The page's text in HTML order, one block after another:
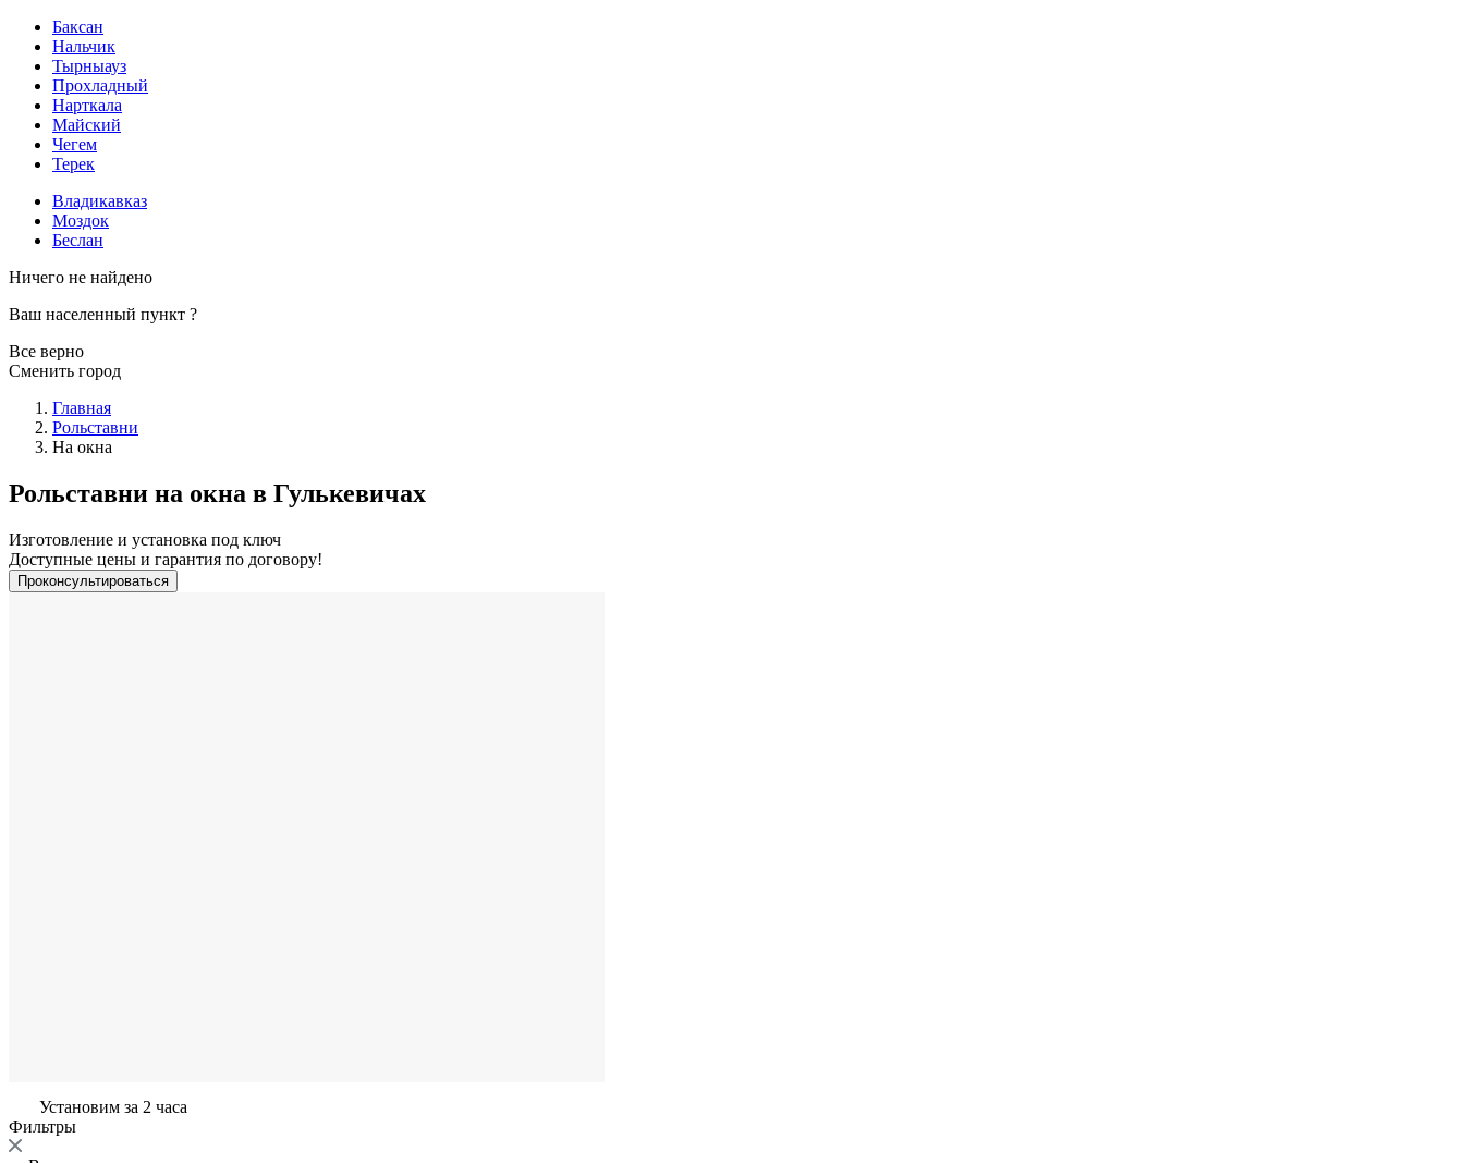
Баксан
Нальчик
Тырныауз
Прохладный
Нарткала
Майский
Чегем
Терек
Владикавказ
Моздок
Беслан
Ничего не найдено
Ваш населенный пункт ?
Все верно
Сменить город
Главная
Рольставни
На окна
Рольставни на окна в Гулькевичах
Изготовление и установка под ключ
Доступные цены и гарантия по договору!
Проконсультироваться
Установим за 2 часа
Фильтры